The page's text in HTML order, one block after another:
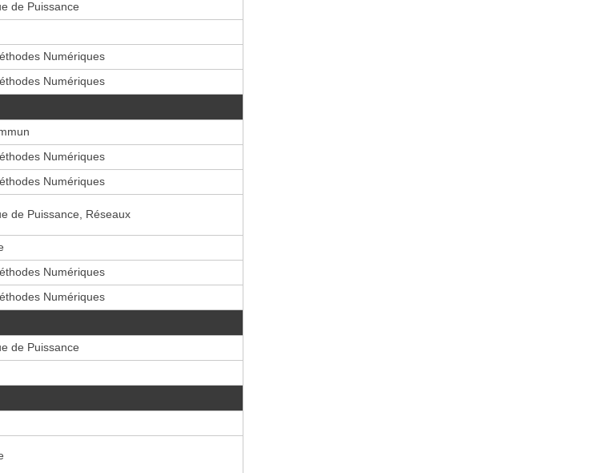
de Puissance
Numériques
Numériques
Numériques
Numériques
de Puissance, Réseaux
Numériques
Numériques
de Puissance